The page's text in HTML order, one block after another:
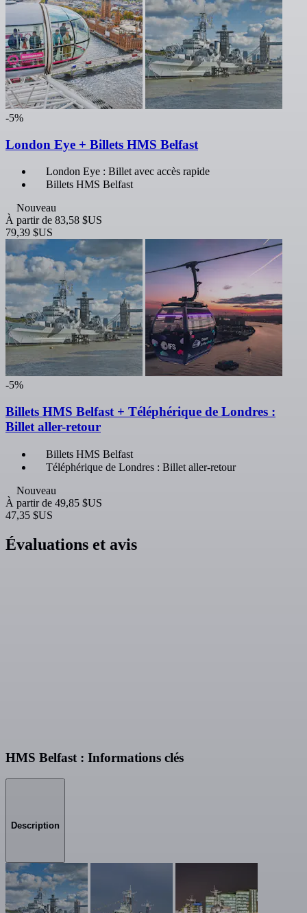
-5%
London Eye + Billets HMS Belfast
London Eye : Billet avec accès rapide
Billets HMS Belfast
Nouveau
À partir de 83,58 $US
79,39 $US
-5%
Billets HMS Belfast + Téléphérique de Londres :
Billet aller-retour
Billets HMS Belfast
Téléphérique de Londres : Billet aller-retour
Nouveau
À partir de 49,85 $US
47,35 $US
Évaluations et avis
HMS Belfast : Informations clés
Description